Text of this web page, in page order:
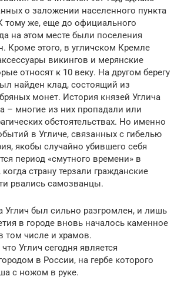
о заложении населенного пункта
тому же, еще до официального
на этом месте были поселения
Кроме этого, в угличском Кремле
викингов и мерянские
относят к 10 веку. На другом берегу
найден клад, состоящий из
монет. История князей Углича
– многие из них пропадали или
обстоятельствах. Но именно
в Угличе, связанных с гибелью
якобы случайно убившего себя
период «смутного времени» в
страну терзали гражданские
рвались самозванцы.
Углич был сильно разгромлен, и лишь
в городе вновь началось каменное
том числе и храмов.
Углич сегодня является
в России, на гербе которого
с ножом в руке.